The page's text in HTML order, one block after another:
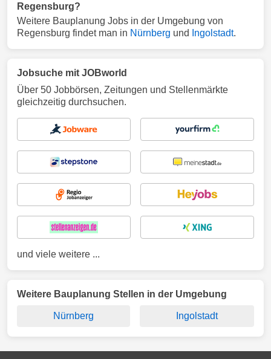
Regensburg?
Weitere Bauplanung Jobs in der Umgebung von
Regensburg findet man in Nürnberg und Ingolstadt.
Jobsuche mit JOBworld
Über 50 Jobbörsen, Zeitungen und Stellenmärkte
gleichzeitig durchsuchen.
und viele weitere ...
Weitere Bauplanung Stellen in der Umgebung
Nürnberg Ingolstadt